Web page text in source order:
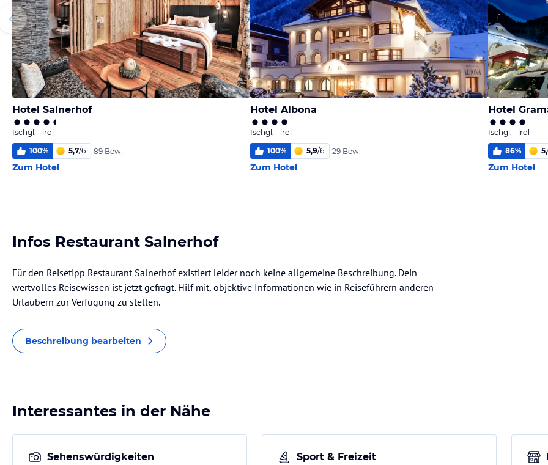
Hotel Salnerhof
Ischgl, Tirol
100% 5,7/6 89 Bew.
Zum Hotel
Hotel Albona
Ischgl, Tirol
100% 5,9/6 29 Bew.
Zum Hotel
Hotel
Ischgl, Tirol
86%
Zum Hotel
Infos Restaurant Salnerhof
Für den Reisetipp Restaurant Salnerhof existiert leider noch keine allgemeine Beschreibung. Dein
wertvolles Reisewissen ist jetzt gefragt. Hilf mit, objektive Informationen wie in Reiseführern anderen
Urlaubern zur Verfügung zu stellen.
Beschreibung bearbeiten
Interessantes in der Nähe
Sehenswürdigkeiten Sport & Freizeit